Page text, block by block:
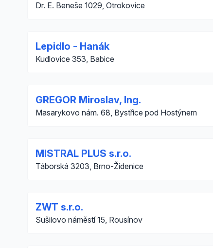
Dr. E. Beneše 1029, Otrokovice
Lepidlo - Hanák
Kudlovice 353, Babice
GREGOR Miroslav, Ing.
Masarykovo nám. 68, Bystřice pod Hostýnem
MISTRAL PLUS s.r.o.
Táborská 3203, Brno-Židenice
ZWT s.r.o.
Sušilovo náměstí 15, Rousínov